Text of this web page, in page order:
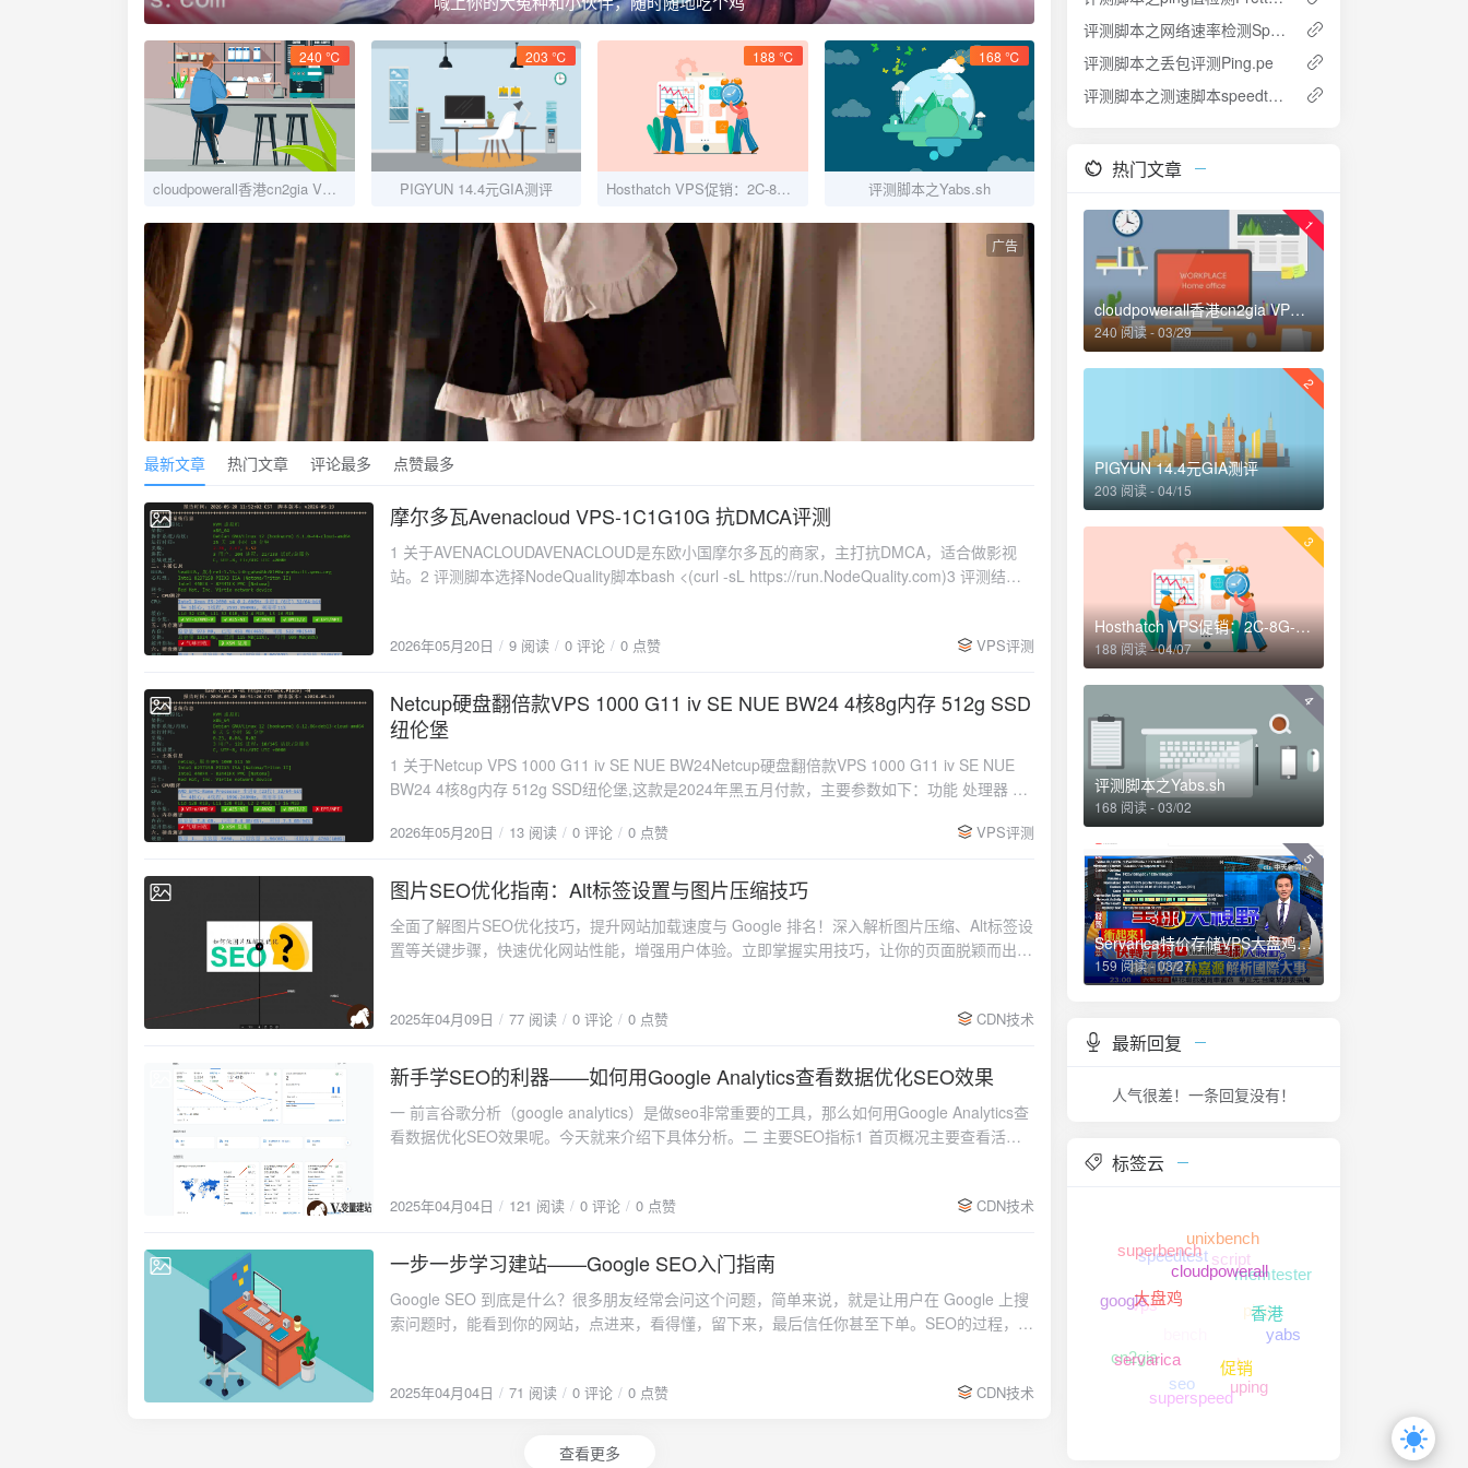
240 ℃
cloudpowerall香港cn2gia VPS评测：1 C-0.5G-20gSSD-5M不限流量
203 ℃
PIGYUN 14.4元GIA测评
188 ℃
Hosthatch VPS促销：2C-8G-20GSSD-2TB-30刀年付（适合做站）
168 ℃
评测脚本之Yabs.sh
广告
最新文章 热门文章 评论最多 点赞最多
2026-05-20 摩尔多瓦Avenacloud VPS-1C1G10G 抗DMCA评测
1 关于AVENACLOUDAVENACLOUD是东欧小国摩尔多瓦的商家，主打抗DMCA，适合做影视
站。2 评测脚本选择NodeQuality脚本bash <(curl -sL https://run.NodeQuality.com)3 评测结果
2026年05月20日 9 阅读 0 评论 0 点赞 VPS评测
2026-05-20
Netcup硬盘翻倍款VPS 1000 G11 iv SE NUE BW24 4核8g内存 512g SSD
纽伦堡
1 关于Netcup VPS 1000 G11 iv SE NUE BW24Netcup硬盘翻倍款VPS 1000 G11 iv SE NUE
BW24 4核8g内存 512g SSD纽伦堡,这款是2024年黑五月付款，主要参数如下：功能 处理器 4
如果过去 24 小时的平均网络流量超过 2TB，将暂时限速至 200 Mbps。一旦该条件不再适用，
<(curl -sL https://run.NodeQuality.com)3 评测结果💻基本信息🎬IP质量🌐网络质量📍回程路由
2026年05月20日 13 阅读 0 评论 0 点赞 VPS评测
2025-04-09
图片SEO优化指南：Alt标签设置与图片压缩技巧
全面了解图片SEO优化技巧，提升网站加载速度与 Google 排名！深入解析图片压缩、Alt标签设
置等关键步骤，快速优化网站性能，增强用户体验。立即掌握实用技巧，让你的页面脱颖而出！
少图片体积，提高加载速度图片的源文件通常的比较大，有的相机直出更是高达几十MB,而服务
等，从而影响网站的SEO。下面是两张图片压缩前后质量的对比：图片压缩网站推荐：
TinyPNG，极致压缩，且能批量。Squoosh，极度还原像素，各种图片格式，缺点不能批量。2
步骤二：图片alt优化怎么做文件名，Title，Alt对于图片优化，排名极其重要，做的好网站的出
词，收录速度都会快很多。打开文件所在的位置，右键点击更改文件名，更改为材质/颜色/售卖
件到Wordpress媒体上，上传成功以后可以修改title,默认title跟文件名一样，最好是不一样，alt
名也可以。新站图片不多的话最好全部删除优化好再重新上传，如果是已经上传非常多没有做
命名，非常方便，免费额度不够用最好升级付费版。3 Wordpress图片优化插件：二次压缩优化
推荐Shortpixel 或者 Imagify，使用教程如下。两种插件免费版本每月都只有100张额度，付费的
损，无损，光泽）。ShortPixel图片压缩教程图片压缩优化插件imagify指南4 Media Renamer使
用教程：安装插件并设置。启用，然后在媒体里找到media renamer。点击edit或者rename all
一个正确填写，rename all直接把文件缺失的改成一样，比如你有填写了图片title=wordpress，
2025年04月09日 77 阅读 0 评论 0 点赞 CDN技术
2025-04-04
新手学SEO的利器——如何用Google Analytics查看数据优化SEO效果
一 前言谷歌分析（google analytics）是做seo非常重要的工具，那么如何用Google Analytics查
看数据优化SEO效果呢。今天就来介绍下具体分析。二 主要SEO指标1 首页概况主要查看活跃
享，社媒自然流量。2 下拉可以选择更多的数据，事件。3 报告概览也是差不多数据，主要除了
后问题。4 实时流量情况当前30分钟或者5分钟的浏览用户数量，会话数量及浏览的页面。5 页
面实时浏览情况也是一样，查看用户感兴趣的页面是哪一些。6 地区城市，和流量来源的搜索引
擎其他重复的数据我就不一一介绍了，挑重点的讲。这一块潜在客户需要注意的点是地区城市，
和流量来源的搜索引擎，可以进行更细化的广告投放。7 查看自然流量以及直接搜索来的流量占
常有潜力的。我们做广告的时候，最好是针对好的样本数据，针对国家地区去分组投放广告做测
用户查看的页面数量，user engagement停留时间或者用户活动时间总和，scoll 滑动，session
2025年04月04日 121 阅读 0 评论 0 点赞 CDN技术
2025-04-04
一步一步学习建站——Google SEO入门指南
Google SEO 到底是什么？很多朋友经常会问这个问题，简单来说，就是让用户在 Google 上搜
索问题时，能看到你的网站，点进来，看得懂，留下来，最后信任你甚至下单。SEO的过程，其
SEO，都是从基础一点一点做起来的。我们一步一步讲清楚。第一步，关键词调研，就像选品你
词。关键词就像商品名称。你总得知道客户想买什么，才好决定卖什么。你想做一个产品，第一
2025年04月04日 71 阅读 0 评论 0 点赞 CDN技术
查看更多
评测脚本之网络速率检测Speedtest-Cli
评测脚本之丢包评测Ping.pe
评测脚本之测速脚本speedtest go
热门文章
1
cloudpowerall香港cn2gia VPS评测：1 C-0.5G-20gSSD-5M不限流量
240 阅读 - 03/29
2
PIGYUN 14.4元GIA测评
203 阅读 - 04/15
3
Hosthatch VPS促销：2C-8G-20GSSD-2TB-30刀年付（适合做站）
188 阅读 - 04/07
4
评测脚本之Yabs.sh
168 阅读 - 03/02
5
Servarica特价存储VPS大盘鸡评测：2C-2G-2T-100Mbps无限-48刀年付
159 阅读 - 03/27
最新回复
人气很差！一条回复没有！
标签云
bench
vps
speedtestscript
seo
cn2gia
google
superbench
unixbench
memtester
yabs
uping
superspeed
servarica
香港
促销